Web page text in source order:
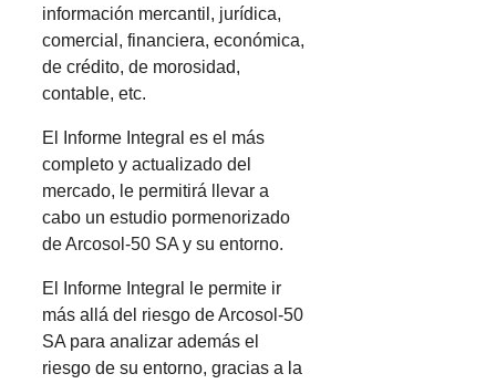
información mercantil, jurídica,
comercial, financiera, económica,
de crédito, de morosidad,
contable, etc.
El Informe Integral es el más
completo y actualizado del
mercado, le permitirá llevar a
cabo un estudio pormenorizado
de Arcosol-50 SA y su entorno.
El Informe Integral le permite ir
más allá del riesgo de Arcosol-50
SA para analizar además el
riesgo de su entorno, gracias a la